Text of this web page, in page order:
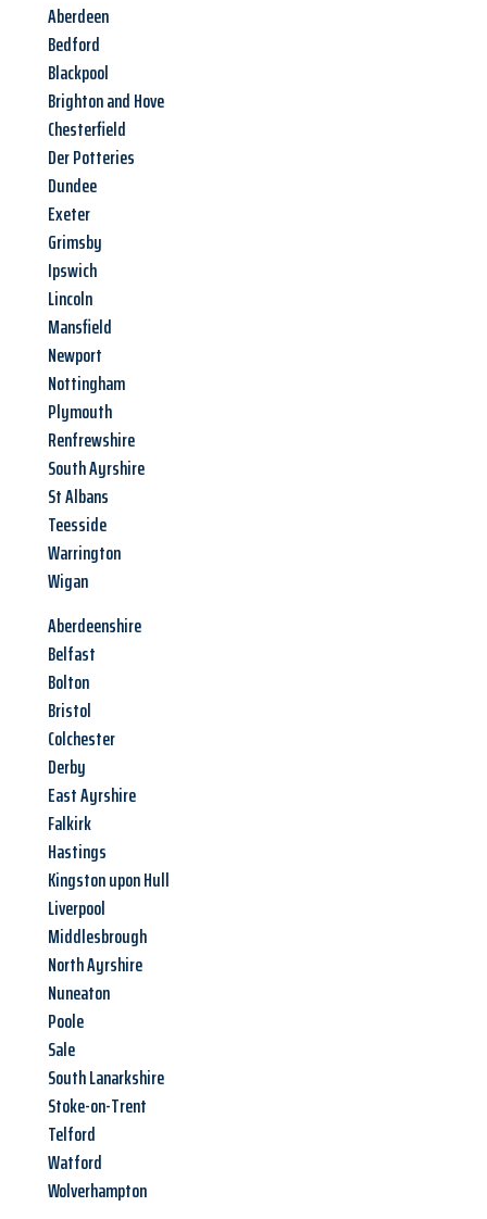
Aberdeen
Bedford
Blackpool
Brighton and Hove
Chesterfield
Der Potteries
Dundee
Exeter
Grimsby
Ipswich
Lincoln
Mansfield
Newport
Nottingham
Plymouth
Renfrewshire
South Ayrshire
St Albans
Teesside
Warrington
Wigan
Aberdeenshire
Belfast
Bolton
Bristol
Colchester
Derby
East Ayrshire
Falkirk
Hastings
Kingston upon Hull
Liverpool
Middlesbrough
North Ayrshire
Nuneaton
Poole
Sale
South Lanarkshire
Stoke-on-Trent
Telford
Watford
Wolverhampton